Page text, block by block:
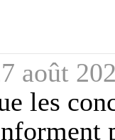
août
les